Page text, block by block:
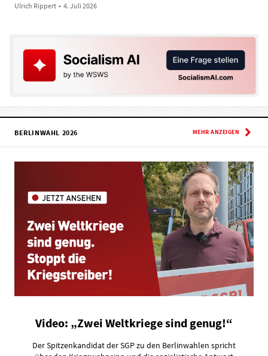
Ulrich Rippert • 4. Juli 2026
BERLINWAHL 2026 MEHR ANZEIGEN
Video: „Zwei Weltkriege sind genug!“
Der Spitzenkandidat der SGP zu den Berlinwahlen spricht